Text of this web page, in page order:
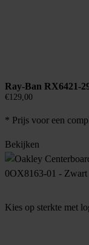
Ray-Ban RX6421-
€129,00
* Prijs voor een
Bekijken
Kies op sterkte met